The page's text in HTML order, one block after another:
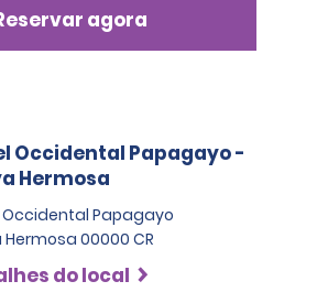
agora
Occidental Papagayo -
Hermosa
Occidental Papagayo
Hermosa 00000 CR
do local